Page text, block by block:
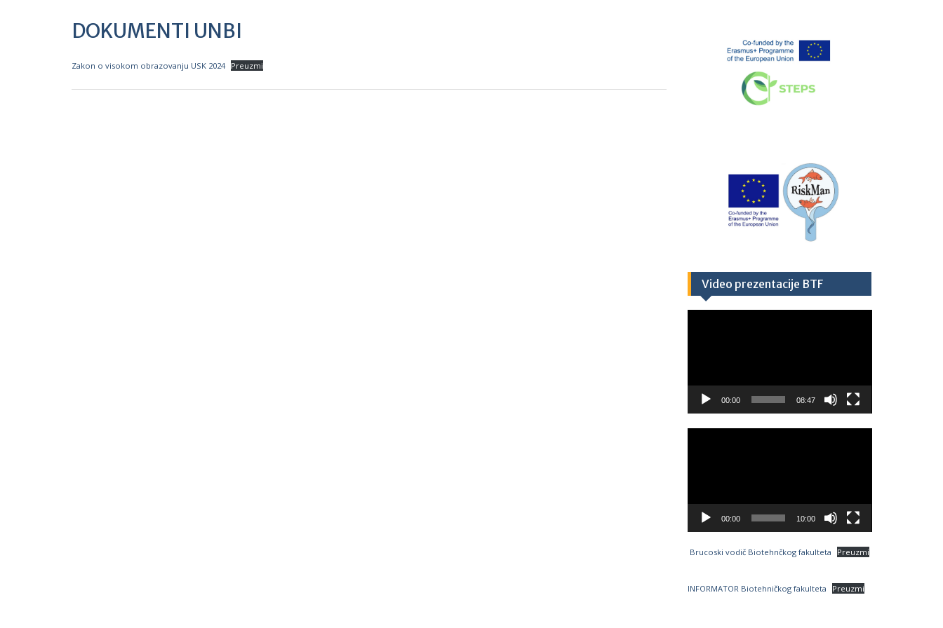
DOKUMENTI UNBI
Zakon o visokom obrazovanju USK 2024 Preuzmi
Video prezentacije BTF
00:00 08:47
00:00 10:00
Brucoski vodič Biotehnčkog fakulteta Preuzmi
INFORMATOR Biotehničkog fakulteta Preuzmi